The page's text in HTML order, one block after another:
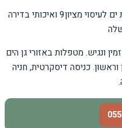
קמילה מטפלת מושלמת מחכה לך בבת ים לעיסוי מציון9 ואיכותי בדירה
ונגיש. מטפלות באזורי גן הים
כניסה דיסקרטית, חניה